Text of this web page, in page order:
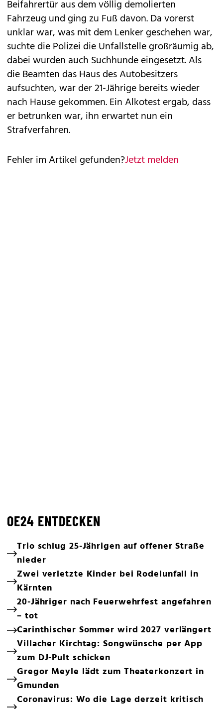
Beifahrertür aus dem völlig demolierten
Fahrzeug und ging zu Fuß davon. Da vorerst
unklar war, was mit dem Lenker geschehen war,
suchte die Polizei die Unfallstelle großräumig ab,
dabei wurden auch Suchhunde eingesetzt. Als
die Beamten das Haus des Autobesitzers
aufsuchten, war der 21-Jährige bereits wieder
nach Hause gekommen. Ein Alkotest ergab, dass
er betrunken war, ihn erwartet nun ein
Strafverfahren.
Fehler im Artikel gefunden?Jetzt melden
OE24 ENTDECKEN
Trio schlug 25-Jährigen auf offener Straße
nieder
Zwei verletzte Kinder bei Rodelunfall in
Kärnten
20-Jähriger nach Feuerwehrfest angefahren
– tot
Carinthischer Sommer wird 2027 verlängert
Villacher Kirchtag: Songwünsche per App
zum DJ-Pult schicken
Gregor Meyle lädt zum Theaterkonzert in
Gmunden
Coronavirus: Wo die Lage derzeit kritisch